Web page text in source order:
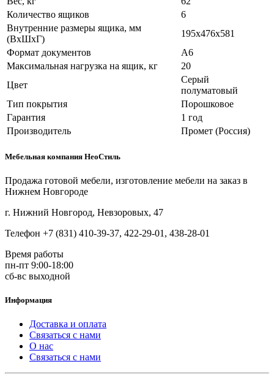
Количество ящиков
6
Внутренние размеры ящика, мм
(ВхШхГ)
195x476x581
Формат документов
A6
Максимальная нагрузка на ящик, кг
20
Цвет
Серый
полуматовый
Тип покрытия
Порошковое
Гарантия
1 год
Производитель
Промет (Россия)
Мебельная компания НеоСтиль
Продажа готовой мебели, изготовление мебели на заказ в
Нижнем Новгороде
г. Нижний Новгород, Невзоровых, 47
Телефон +7 (831) 410-39-37, 422-29-01, 438-28-01
Время работы
пн-пт 9:00-18:00
сб-вс выходной
Информация
Доставка и оплата
Связаться с нами
О нас
Связаться с нами